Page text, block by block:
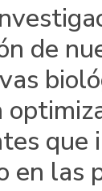
de
que
en las